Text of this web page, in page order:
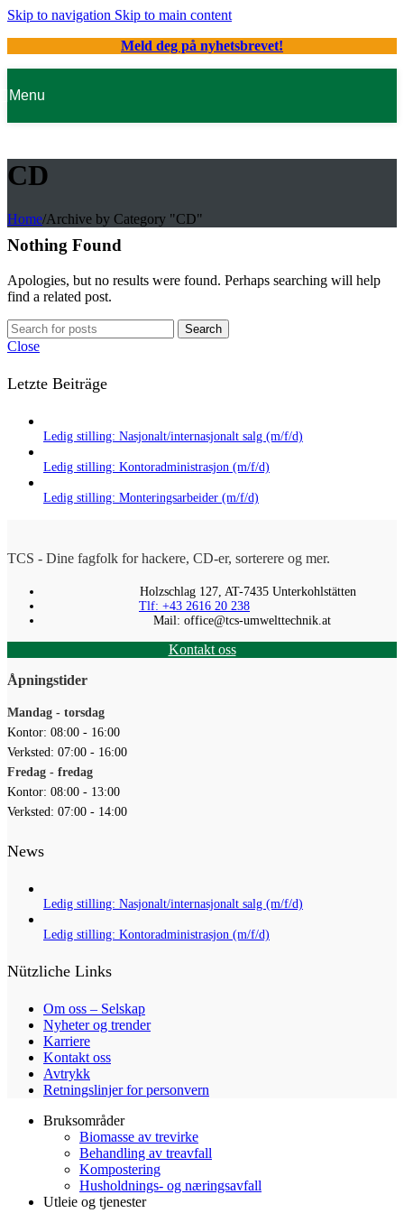
Skip to navigation Skip to main content
Meld deg på nyhetsbrevet!
Menu
CD
Home/Archive by Category "CD"
Nothing Found
Apologies, but no results were found. Perhaps searching will help
find a related post.
Search
Close
Letzte Beiträge
Ledig stilling: Nasjonalt/internasjonalt salg (m/f/d)
Ledig stilling: Kontoradministrasjon (m/f/d)
Ledig stilling: Monteringsarbeider (m/f/d)
TCS - Dine fagfolk for hackere, CD-er, sorterere og mer.
Holzschlag 127, AT-7435 Unterkohlstätten
Tlf: +43 2616 20 238
Mail: office@tcs-umwelttechnik.at
Kontakt oss
Åpningstider
Mandag - torsdag
Kontor: 08:00 - 16:00
Verksted: 07:00 - 16:00
Fredag - fredag
Kontor: 08:00 - 13:00
Verksted: 07:00 - 14:00
News
Ledig stilling: Nasjonalt/internasjonalt salg (m/f/d)
Ledig stilling: Kontoradministrasjon (m/f/d)
Nützliche Links
Om oss – Selskap
Nyheter og trender
Karriere
Kontakt oss
Avtrykk
Retningslinjer for personvern
Bruksområder
Biomasse av trevirke
Behandling av treavfall
Kompostering
Husholdnings- og næringsavfall
Utleie og tjenester